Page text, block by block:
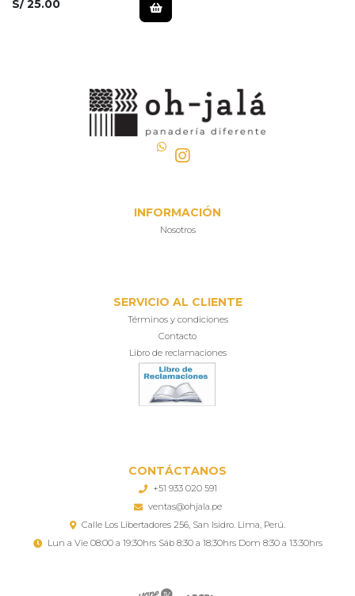
S/ 25.00
INFORMACIÓN
Nosotros
SERVICIO AL CLIENTE
Términos y condiciones
Contacto
Libro de reclamaciones
CONTÁCTANOS
+51 933 020 591
ventas@ohjala.pe
Calle Los Libertadores 256, San Isidro. Lima, Perú.
Lun a Vie 08:00 a 19:30hrs Sáb 8:30 a 18:30hrs Dom 8:30 a 13:30hrs